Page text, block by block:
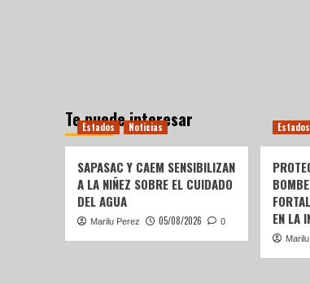
Te puede interesar
Estados Noticias
SAPASAC Y CAEM SENSIBILIZAN
A LA NIÑEZ SOBRE EL CUIDADO
DEL AGUA
Marilu Perez 05/08/2026 0
Estados
EN LA